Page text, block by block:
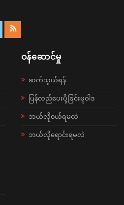
ဝန်ဆောင်မှု
ဆက်သွယ်ရန်
ပြန်လည်ပေးပို့ခြင်းမူဝါဒ
ဘယ်လို၀ယ်ရမလဲ
ဘယ်လိုရောင်းရမလဲ